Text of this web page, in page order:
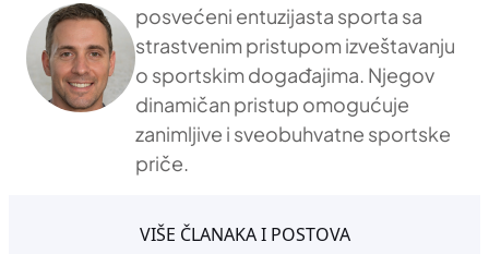
posvećeni entuzijasta sporta sa
strastvenim pristupom izveštavanju
o sportskim događajima. Njegov
dinamičan pristup omogućuje
zanimljive i sveobuhvatne sportske
priče.
VIŠE ČLANAKA I POSTOVA